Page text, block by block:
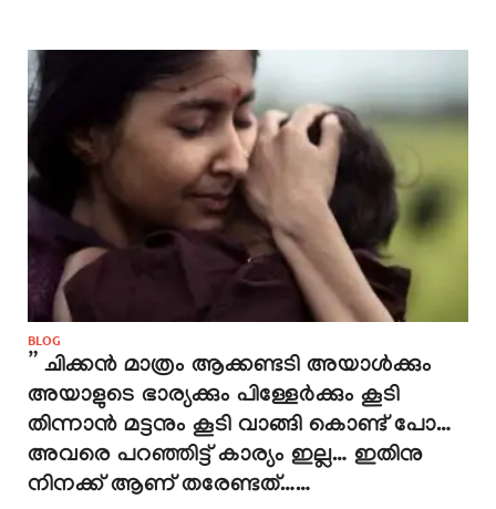
BLOG
” ചിക്കൻ മാത്രം ആക്കണ്ടടി അയാൾക്കും
അയാളുടെ ഭാര്യക്കും പിള്ളേർക്കും കൂടി
തിന്നാൻ മട്ടനും കൂടി വാങ്ങി കൊണ്ട് പോ…
അവരെ പറഞ്ഞിട്ട് കാര്യം ഇല്ല… ഇതിനു
നിനക്ക് ആണ് തരേണ്ടത്……